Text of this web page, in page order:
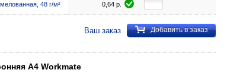
48 г/м² 0,64 р.
Ваш заказ Добавить в заказ
А4 Workmate